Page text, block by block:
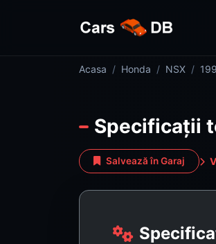
Acasa Honda NSX
Specificații
Salvează în Garaj